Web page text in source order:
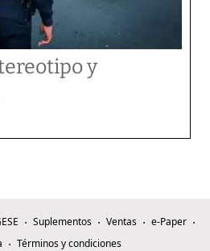
y
Suplementos Ventas
e-Paper
Términos y condiciones